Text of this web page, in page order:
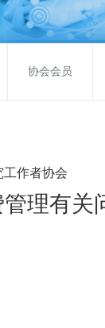
协会会员
作者协会
理有关